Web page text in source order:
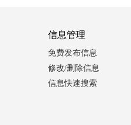
信息管理
免费发布信息
修改/删除信息
信息快速搜索